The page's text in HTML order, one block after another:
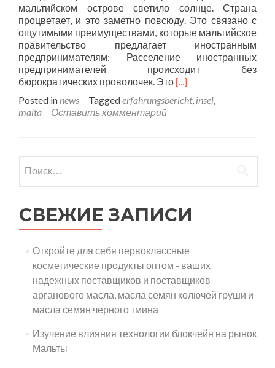
мальтийском острове светило солнце. Страна
процветает, и это заметно повсюду. Это связано с
ощутимыми преимуществами, которые мальтийское
правительство предлагает иностранным
предпринимателям: Расселение иностранных
предпринимателей происходит без
бюрократических проволочек. ЭтоПодробнее
Опыт
Мальте
[...]
Posted innews Taggederfahrungsbericht, insel,
malta
Оставить комментарий
СВЕЖИЕ ЗАПИСИ
Откройте для себя первоклассные
косметические продукты оптом - ваших
надежных поставщиков и поставщиков
арганового масла, масла семян колючей груши и
масла семян черного тмина
Изучение влияния технологии блокчейн на рынок
Мальты